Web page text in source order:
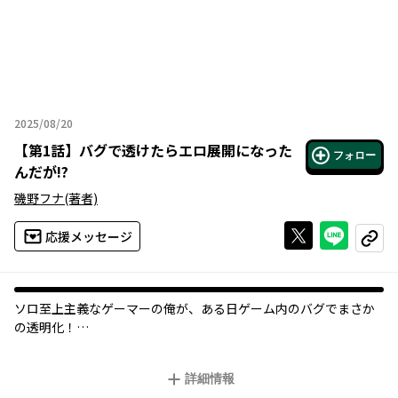
2025/08/20
2025年08月20日
【第1話】 バグで透けたらエロ展開になった
んだが!?
フォロー
磯野フナ(著者)
応援メッセージ Xで投稿する
ライン
コピー
ソロ至上主義なゲーマーの俺が、ある日ゲーム内のバグでまさか
の透明化！
何かと鈍くさくい初心者プレイヤーのルカだった。
詳細情報